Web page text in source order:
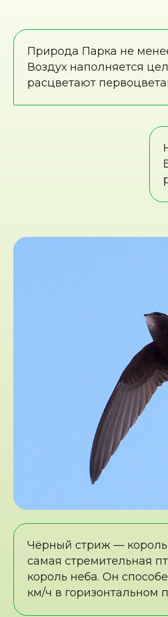
Чёрный стриж — король
самая стремительная
король неба. Он способен
км/ч в горизонтальном
Нас вдохновили идеи
ОТ ИДЕИ